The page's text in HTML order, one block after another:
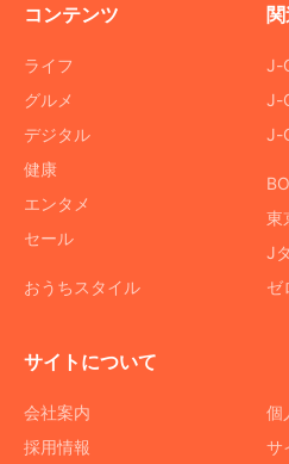
コンテンツ
ライフ
グルメ
デジタル
健康
エンタメ
セール
おうちスタイル
関
J-
J-
J-
東
J
ゼ
サイトについて
会社案内
採用情報
個
サ